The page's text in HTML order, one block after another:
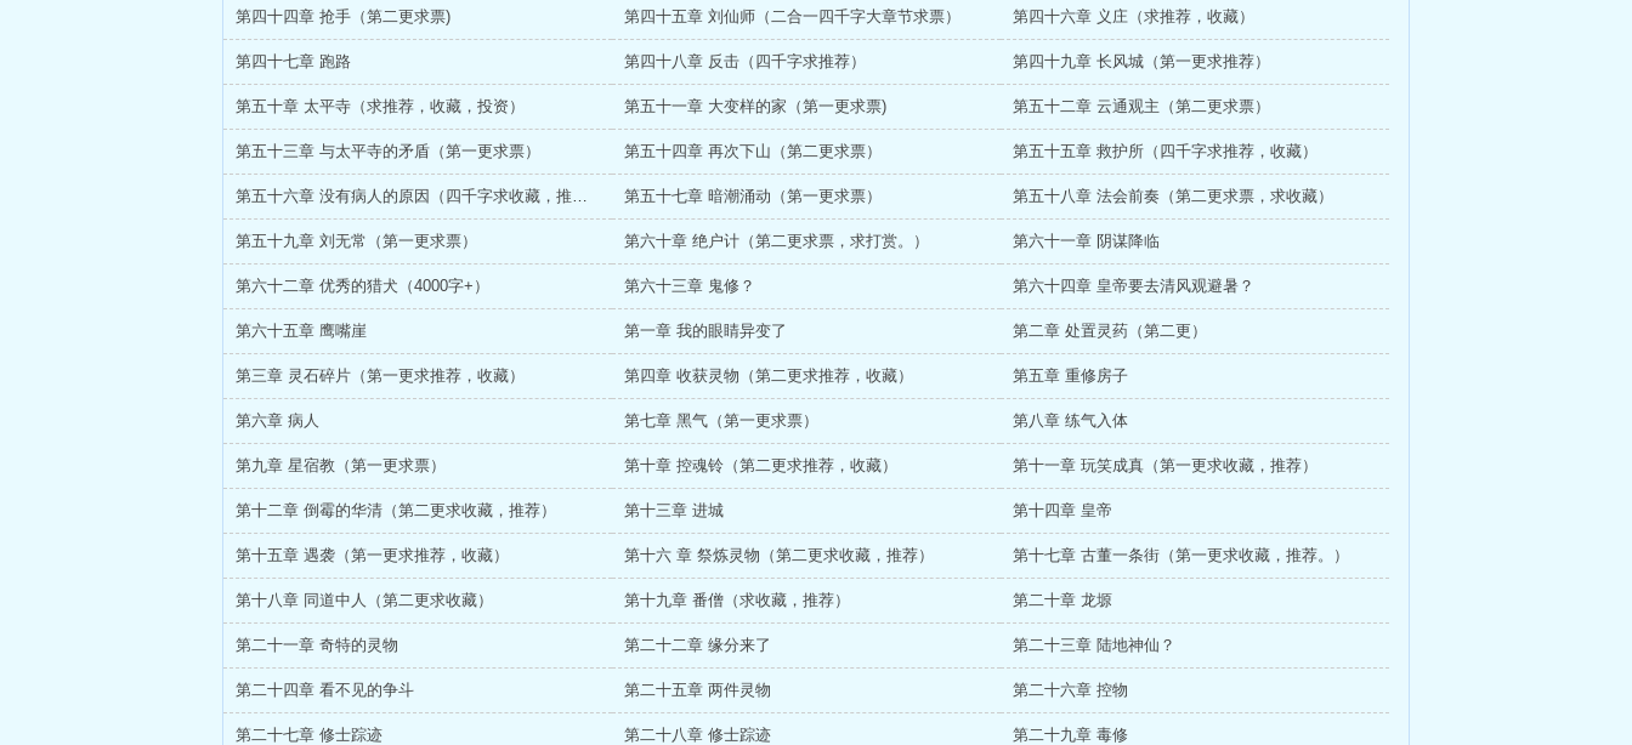
第四十四章 抢手（第二更求票) 第四十五章 刘仙师（二合一四千字大章节求票） 第四十六章 义庄（求推荐，收藏）
第四十七章 跑路 第四十八章 反击（四千字求推荐） 第四十九章 长风城（第一更求推荐）
第五十章 太平寺（求推荐，收藏，投资） 第五十一章 大变样的家（第一更求票) 第五十二章 云通观主（第二更求票）
第五十三章 与太平寺的矛盾（第一更求票） 第五十四章 再次下山（第二更求票） 第五十五章 救护所（四千字求推荐，收藏）
第五十六章 没有病人的原因（四千字求收藏，推荐。） 第五十七章 暗潮涌动（第一更求票） 第五十八章 法会前奏（第二更求票，求收藏）
第五十九章 刘无常（第一更求票） 第六十章 绝户计（第二更求票，求打赏。） 第六十一章 阴谋降临
第六十二章 优秀的猎犬（4000字+） 第六十三章 鬼修？ 第六十四章 皇帝要去清风观避暑？
第六十五章 鹰嘴崖 第一章 我的眼睛异变了 第二章 处置灵药（第二更）
第三章 灵石碎片（第一更求推荐，收藏） 第四章 收获灵物（第二更求推荐，收藏） 第五章 重修房子
第六章 病人 第七章 黑气（第一更求票） 第八章 练气入体
第九章 星宿教（第一更求票） 第十章 控魂铃（第二更求推荐，收藏） 第十一章 玩笑成真（第一更求收藏，推荐）
第十二章 倒霉的华清（第二更求收藏，推荐） 第十三章 进城 第十四章 皇帝
第十五章 遇袭（第一更求推荐，收藏） 第十六 章 祭炼灵物（第二更求收藏，推荐） 第十七章 古董一条街（第一更求收藏，推荐。）
第十八章 同道中人（第二更求收藏） 第十九章 番僧（求收藏，推荐） 第二十章 龙塬
第二十一章 奇特的灵物 第二十二章 缘分来了 第二十三章 陆地神仙？
第二十四章 看不见的争斗 第二十五章 两件灵物 第二十六章 控物
第二十七章 修士踪迹 第二十八章 修士踪迹 第二十九章 毒修